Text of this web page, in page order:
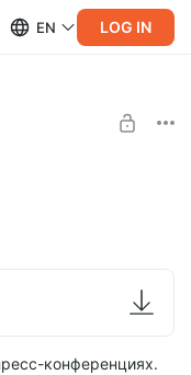
EN LOG IN
конференциях.